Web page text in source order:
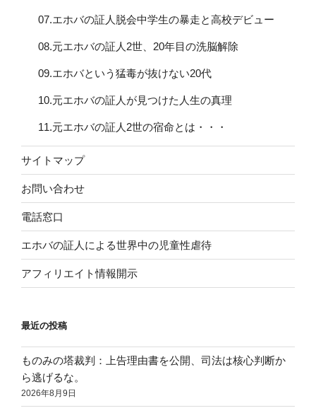
07.エホバの証人脱会中学生の暴走と高校デビュー
08.元エホバの証人2世、20年目の洗脳解除
09.エホバという猛毒が抜けない20代
10.元エホバの証人が見つけた人生の真理
11.元エホバの証人2世の宿命とは・・・
サイトマップ
お問い合わせ
電話窓口
エホバの証人による世界中の児童性虐待
アフィリエイト情報開示
最近の投稿
ものみの塔裁判：上告理由書を公開、司法は核心判断か
ら逃げるな。
2026年8月9日